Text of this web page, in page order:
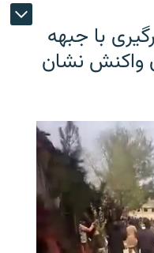
با جبهه
واکنش نشان